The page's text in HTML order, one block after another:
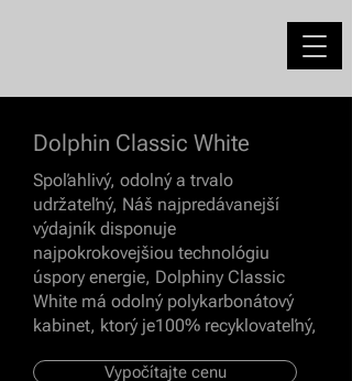
Dolphin Classic White
Spoľahlivý, odolný a trvalo
udržateľný, Náš najpredávanejší
výdajník disponuje
najpokrokovejšiou technológiu
úspory energie, Dolphiny Classic
White má odolný polykarbonátový
kabinet, ktorý je100% recyklovateľný,
Vypočítajte cenu